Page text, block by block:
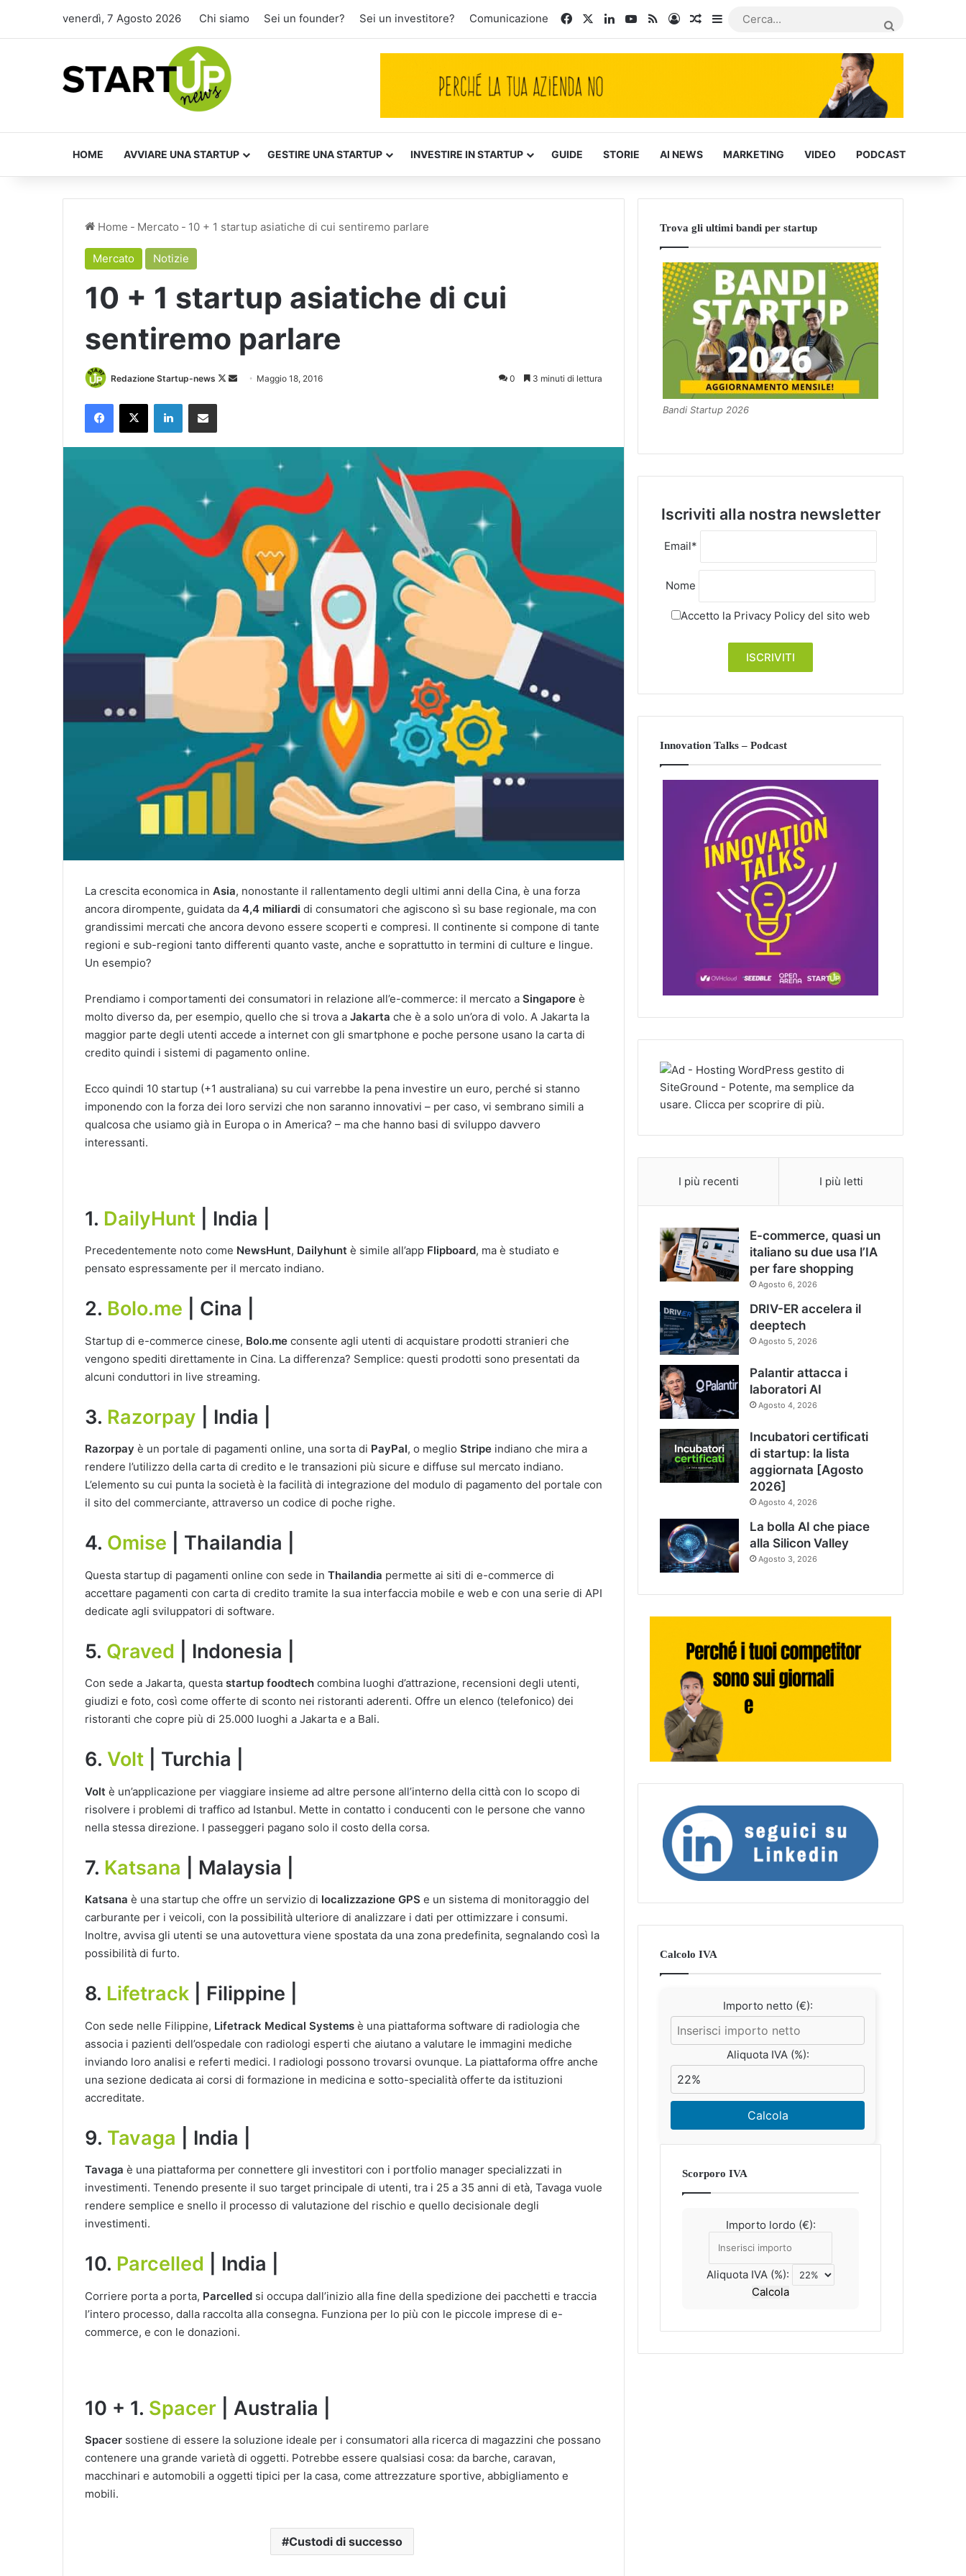
venerdì, 7 Agosto 2026 Chi siamo Sei un founder? Sei un investitore? Comunicazione FacebookLinkedInYou Tube
RSSAccediArticoli Casuali
Barra laterale
HOME AVVIARE UNA STARTUP GESTIRE UNA STARTUP INVESTIRE IN STARTUP GUIDE STORIE AI NEWS MARKETING VIDEO PODCAST
Home - Mercato - 10 + 1 startup asiatiche di cui sentiremo parlare
Mercato Notizie
10 + 1 startup asiatiche di cui
sentiremo parlare
Redazione Startup-news
Follow
Invia Maggio 18, 2016 0 3 minuti di lettura
Facebook
X LinkedInCondividi via Email
La crescita economica in Asia, nonostante il rallentamento degli ultimi anni della Cina, è una forza
ancora dirompente, guidata da 4,4 miliardi di consumatori che agiscono sì su base regionale, ma con
grandissimi mercati che ancora devono essere scoperti e compresi. Il continente si compone di tante
regioni e sub-regioni tanto differenti quanto vaste, anche e soprattutto in termini di culture e lingue.
Un esempio?
Prendiamo i comportamenti dei consumatori in relazione all’e-commerce: il mercato a Singapore è
molto diverso da, per esempio, quello che si trova a Jakarta che è a solo un’ora di volo. A Jakarta la
maggior parte degli utenti accede a internet con gli smartphone e poche persone usano la carta di
credito quindi i sistemi di pagamento online.
Ecco quindi 10 startup (+1 australiana) su cui varrebbe la pena investire un euro, perché si stanno
imponendo con la forza dei loro servizi che non saranno innovativi – per caso, vi sembrano simili a
qualcosa che usiamo già in Europa o in America? – ma che hanno basi di sviluppo davvero
interessanti.
1. DailyHunt | India |
Precedentemente noto come NewsHunt, Dailyhunt è simile all’app Flipboard, ma è studiato e
pensato espressamente per il mercato indiano.
2. Bolo.me | Cina |
Startup di e-commerce cinese, Bolo.me consente agli utenti di acquistare prodotti stranieri che
vengono spediti direttamente in Cina. La differenza? Semplice: questi prodotti sono presentati da
alcuni conduttori in live streaming.
3. Razorpay | India |
Razorpay è un portale di pagamenti online, una sorta di PayPal, o meglio Stripe indiano che mira a
rendere l’utilizzo della carta di credito e le transazioni più sicure e diffuse sul mercato indiano.
L’elemento su cui punta la società è la facilità di integrazione del modulo di pagamento del portale con
il sito del commerciante, attraverso un codice di poche righe.
4. Omise | Thailandia |
Questa startup di pagamenti online con sede in Thailandia permette ai siti di e-commerce di
accettare pagamenti con carta di credito tramite la sua interfaccia mobile e web e con una serie di API
dedicate agli sviluppatori di software.
5. Qraved | Indonesia |
Con sede a Jakarta, questa startup foodtech combina luoghi d’attrazione, recensioni degli utenti,
giudizi e foto, così come offerte di sconto nei ristoranti aderenti. Offre un elenco (telefonico) dei
ristoranti che copre più di 25.000 luoghi a Jakarta e a Bali.
6. Volt | Turchia |
Volt è un’applicazione per viaggiare insieme ad altre persone all’interno della città con lo scopo di
risolvere i problemi di traffico ad Istanbul. Mette in contatto i conducenti con le persone che vanno
nella stessa direzione. I passeggeri pagano solo il costo della corsa.
7. Katsana | Malaysia |
Katsana è una startup che offre un servizio di localizzazione GPS e un sistema di monitoraggio del
carburante per i veicoli, con la possibilità ulteriore di analizzare i dati per ottimizzare i consumi.
Inoltre, avvisa gli utenti se una autovettura viene spostata da una zona predefinita, segnalando così la
possibilità di furto.
8. Lifetrack | Filippine |
Con sede nelle Filippine, Lifetrack Medical Systems è una piattaforma software di radiologia che
associa i pazienti dell’ospedale con radiologi esperti che aiutano a valutare le immagini mediche
inviando loro analisi e referti medici. I radiologi possono trovarsi ovunque. La piattaforma offre anche
una sezione dedicata ai corsi di formazione in medicina e sotto-specialità offerte da istituzioni
accreditate.
9. Tavaga | India |
Tavaga è una piattaforma per connettere gli investitori con i portfolio manager specializzati in
investimenti. Tenendo presente il suo target principale di utenti, tra i 25 a 35 anni di età, Tavaga vuole
rendere semplice e snello il processo di valutazione del rischio e quello decisionale degli
investimenti.
10. Parcelled | India |
Corriere porta a porta, Parcelled si occupa dall’inizio alla fine della spedizione dei pacchetti e traccia
l’intero processo, dalla raccolta alla consegna. Funziona per lo più con le piccole imprese di e-
commerce, e con le donazioni.
10 + 1. Spacer | Australia |
Spacer sostiene di essere la soluzione ideale per i consumatori alla ricerca di magazzini che possano
contenere una grande varietà di oggetti. Potrebbe essere qualsiasi cosa: da barche, caravan,
macchinari e automobili a oggetti tipici per la casa, come attrezzature sportive, abbigliamento e
mobili.
Custodi di successo
Trova gli ultimi bandi per startup
Bandi Startup 2026
Iscriviti alla nostra newsletter
Email*
Nome
Accetto la Privacy Policy del sito web
Innovation Talks – Podcast
I più recenti I più letti
E-commerce, quasi un
italiano su due usa l’IA
per fare shopping
Agosto 6, 2026
DRIV-ER accelera il
deeptech
Agosto 5, 2026
Palantir attacca i
laboratori AI
Agosto 4, 2026
Incubatori certificati
di startup: la lista
aggiornata [Agosto
2026]
Agosto 4, 2026
La bolla AI che piace
alla Silicon Valley
Agosto 3, 2026
Calcolo IVA
Importo netto (€):
Aliquota IVA (%):
Calcola
Scorporo IVA
Importo lordo (€):
Aliquota IVA (%):
Calcola